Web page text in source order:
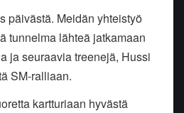
päivästä. Meidän yhteistyö
tunnelma lähteä jatkamaan
ja seuraavia treenejä, Hussi
SM-ralliaan.
kartturiaan hyvästä